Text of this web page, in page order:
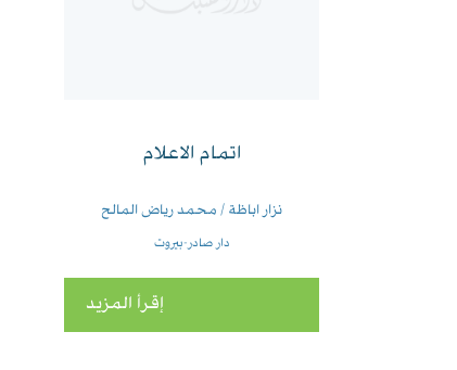
اتمام الاعلام
نزار اباظة / محمد رياض المالح
دار صادر-بيروت
إقرأ المزيد